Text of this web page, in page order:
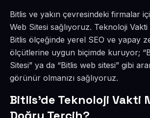
Bitlis ve yakın çevresindeki firmalar
Web Sitesi sağlıyoruz. Teknoloji
Bitlis ölçeğinde yerel SEO ve yapay
ölçütlerine uygun biçimde kuruyor;
Sitesi” ya da “Bitlis web sitesi” gibi
görünür olmanızı sağlıyoruz.
Bitlis’de Teknoloji Vakti